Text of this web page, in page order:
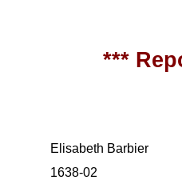
***
Elisabeth Barbier
1638-02